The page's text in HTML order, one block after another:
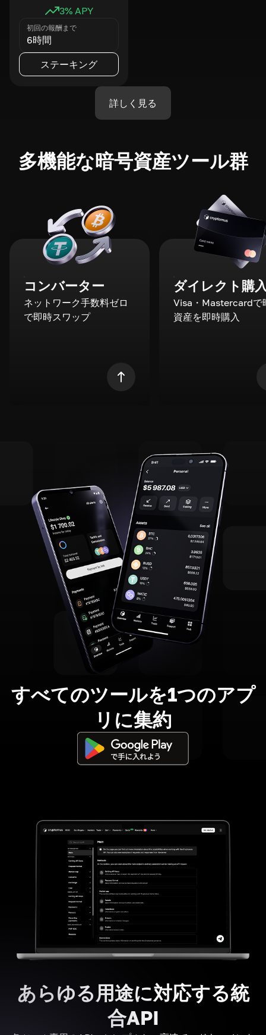
3% APY
初回の報酬まで
6時間
ステーキング
詳しく見る
多機能な暗号資産ツール群
コンバーター
ネットワーク手数料ゼロ
で即時スワップ
ダイレクト購
Visa・Mastercardで
資産を即時購入
すべてのツールを1つのアプ
リに集約
あらゆる用途に対応する統
合API